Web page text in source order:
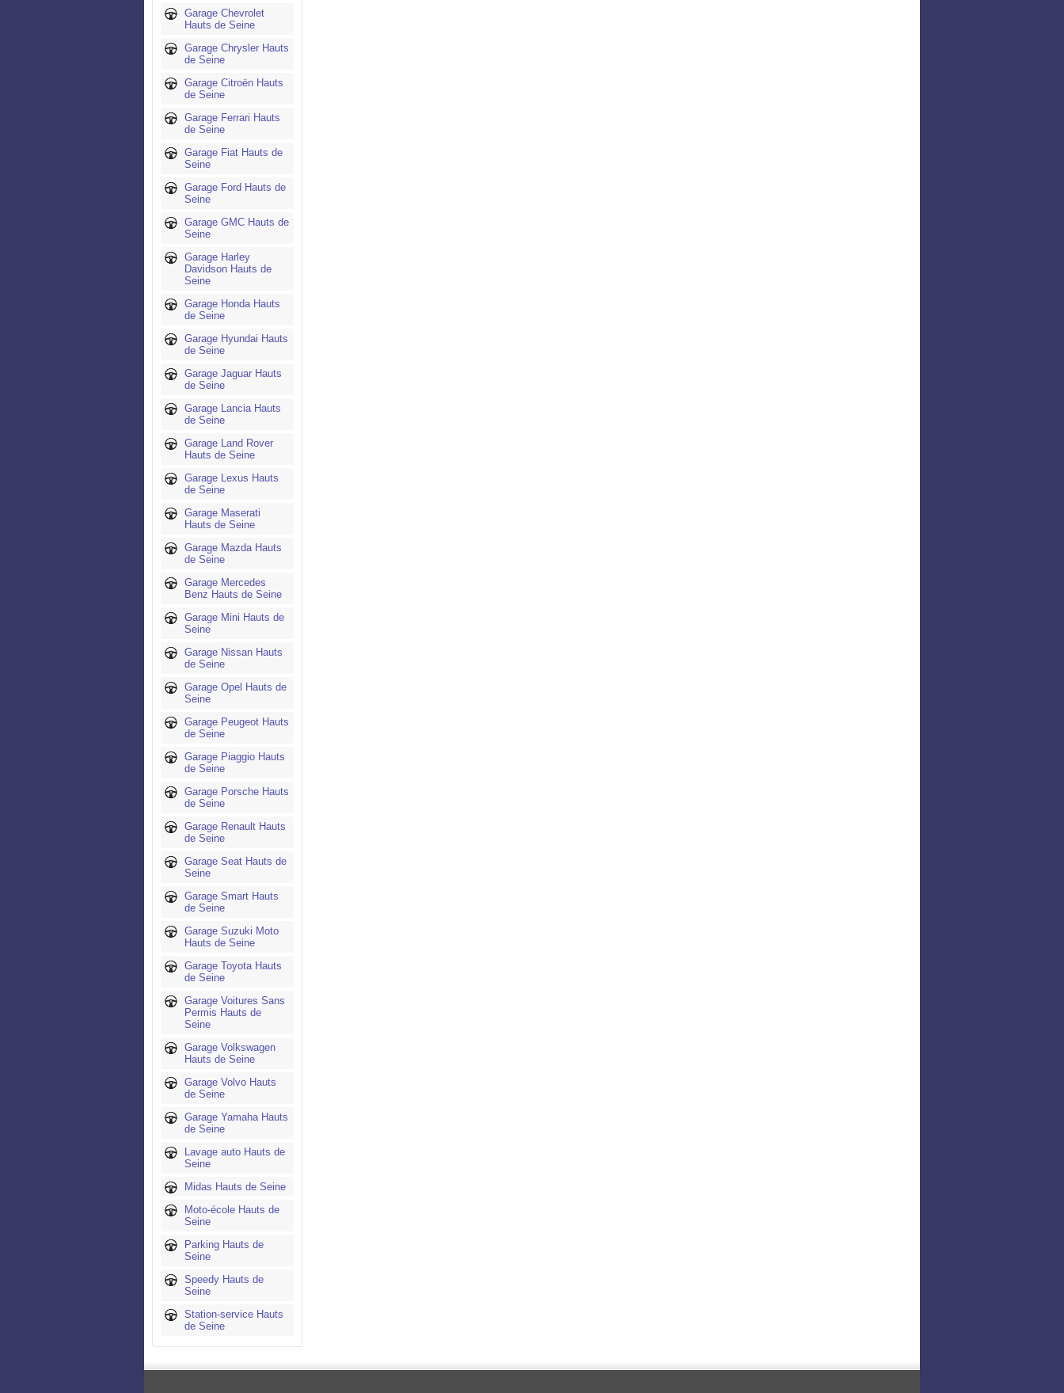
Garage Chevrolet
Hauts de Seine
Garage Chrysler Hauts
de Seine
Garage Citroën Hauts
de Seine
Garage Ferrari Hauts
de Seine
Garage Fiat Hauts de
Seine
Garage Ford Hauts de
Seine
Garage GMC Hauts de
Seine
Garage Harley
Davidson Hauts de
Seine
Garage Honda Hauts
de Seine
Garage Hyundai Hauts
de Seine
Garage Jaguar Hauts
de Seine
Garage Lancia Hauts
de Seine
Garage Land Rover
Hauts de Seine
Garage Lexus Hauts
de Seine
Garage Maserati
Hauts de Seine
Garage Mazda Hauts
de Seine
Garage Mercedes
Benz Hauts de Seine
Garage Mini Hauts de
Seine
Garage Nissan Hauts
de Seine
Garage Opel Hauts de
Seine
Garage Peugeot Hauts
de Seine
Garage Piaggio Hauts
de Seine
Garage Porsche Hauts
de Seine
Garage Renault Hauts
de Seine
Garage Seat Hauts de
Seine
Garage Smart Hauts
de Seine
Garage Suzuki Moto
Hauts de Seine
Garage Toyota Hauts
de Seine
Garage Voitures Sans
Permis Hauts de
Seine
Garage Volkswagen
Hauts de Seine
Garage Volvo Hauts
de Seine
Garage Yamaha Hauts
de Seine
Lavage auto Hauts de
Seine
Midas Hauts de Seine
Moto-école Hauts de
Seine
Parking Hauts de
Seine
Speedy Hauts de
Seine
Station-service Hauts
de Seine